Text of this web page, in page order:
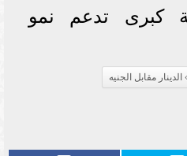
كبرى تدعم نمو
الدينار مقابل الجنيه